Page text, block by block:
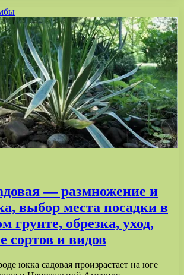
— размножение и
выбор места посадки в
грунте, обрезка, уход,
сортов и видов
юкка садовая произрастает на юге